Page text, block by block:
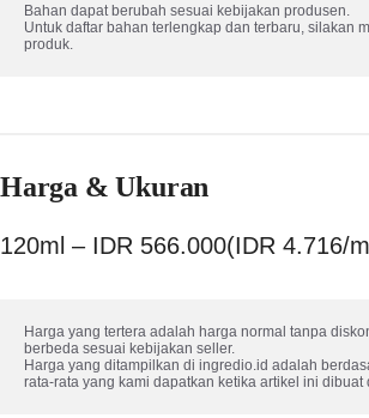
Bahan dapat berubah sesuai kebijakan produsen.
Untuk daftar bahan terlengkap dan terbaru, silakan
produk.
Harga & Ukuran
120ml – IDR 566.000(IDR 4.716/
Harga yang tertera adalah harga normal tanpa
berbeda sesuai kebijakan seller.
Harga yang ditampilkan di ingredio.id adalah
rata-rata yang kami dapatkan ketika artikel ini